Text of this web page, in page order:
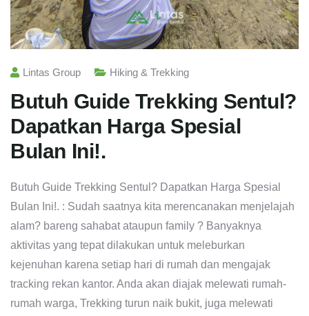
Lintas Group Hiking & Trekking
Butuh Guide Trekking Sentul?
Dapatkan Harga Spesial
Bulan Ini!.
Butuh Guide Trekking Sentul? Dapatkan Harga Spesial
Bulan Ini!. : Sudah saatnya kita merencanakan menjelajah
alam? bareng sahabat ataupun family ? Banyaknya
aktivitas yang tepat dilakukan untuk meleburkan
kejenuhan karena setiap hari di rumah dan mengajak
tracking rekan kantor. Anda akan diajak melewati rumah-
rumah warga, Trekking turun naik bukit, juga melewati